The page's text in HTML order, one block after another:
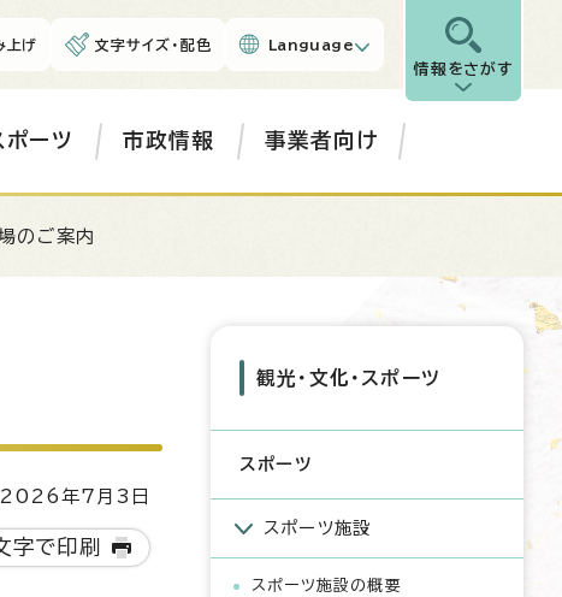
上げ 文字サイズ・配色 Language
情報をさがす
ポーツ 市政情報 事業者向け
のご案内
年7月3日
字で印刷
観光・文化・スポーツ
スポーツ
スポーツ施設
スポーツ施設の概要